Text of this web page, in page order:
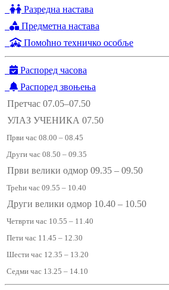
Разредна настава
Предметна настава
Помоћно техничко особље
Распоред часова
Распоред звоњења
Претчас 07.05–07.50
УЛАЗ УЧЕНИКА 07.50
Први час 08.00 – 08.45
Други час 08.50 – 09.35
Први велики одмор 09.35 – 09.50
Трећи час 09.55 – 10.40
Други велики одмор 10.40 – 10.50
Четврти час 10.55 – 11.40
Пети час 11.45 – 12.30
Шести час 12.35 – 13.20
Седми час 13.25 – 14.10